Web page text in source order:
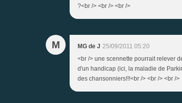
?<br /> <br /> <br />
M MG de J 25/09/2011 05:20
<br /> une scennette pourrait relever
d'un handicap (ici, la maladie de
des chansonniers!!!<br /> <br /> <br />